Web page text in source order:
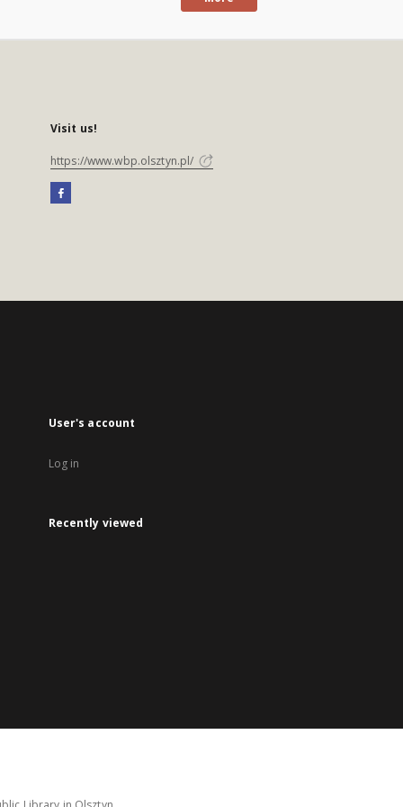
Visit us!
https://www.wbp.olsztyn.pl/
User's account
Log in
Recently viewed